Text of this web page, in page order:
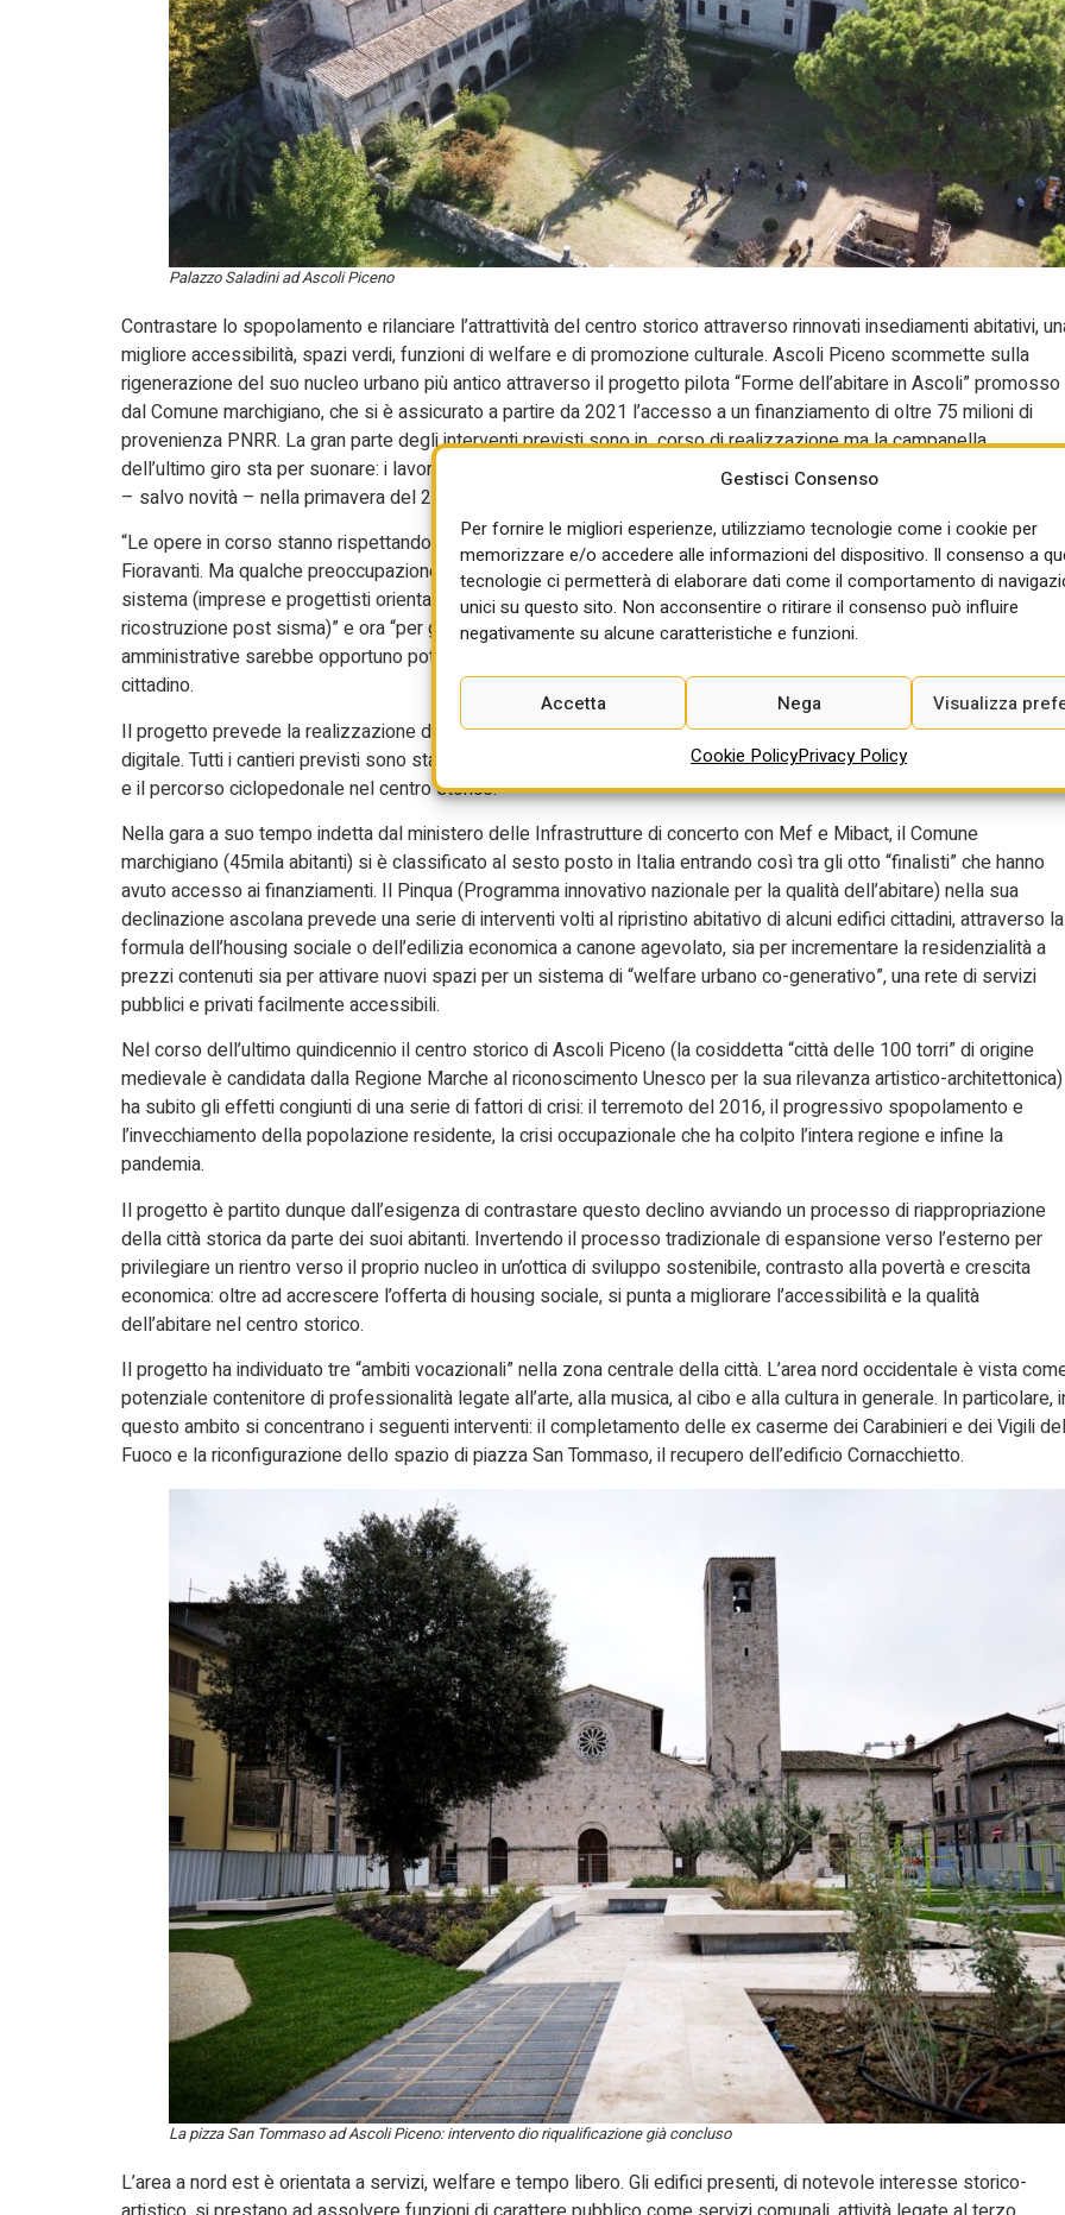
Gestisci Consenso
Per fornire le migliori esperienze, utilizziamo tecnologie come i cookie per
memorizzare e/o accedere alle informazioni del dispositivo. Il consenso a
tecnologie ci permetterà di elaborare dati come il comportamento di
unici su questo sito. Non acconsentire o ritirare il consenso può influire
negativamente su alcune caratteristiche e funzioni.
Accetta Nega Visualizza
Cookie PolicyPrivacy Policy
Palazzo Saladini ad Ascoli Piceno
Contrastare lo spopolamento e rilanciare l’attrattività del centro storico attraverso rinnovati insediamenti abitativi,
migliore accessibilità, spazi verdi, funzioni di welfare e di promozione culturale. Ascoli Piceno scommette sulla
rigenerazione del suo nucleo urbano più antico attraverso il progetto pilota “Forme dell’abitare in Ascoli” promosso
dal Comune marchigiano, che si è assicurato a partire da 2021 l’accesso a un finanziamento di oltre 75 milioni di
provenienza PNRR. La gran parte degli interventi previsti sono in corso di realizzazione ma la campanella
dell’ultimo giro sta per suonare: i lavori, come tutti quelli assegnati con il Next Generation Eu, dovrebbero terminare
– salvo novità – nella primavera del 2026.
“Le opere in corso stanno rispettando i cronoprogrammi”, assicura il sindaco della città marchigiana Marco
Fioravanti. Ma qualche preoccupazione emerge. “Le attività hanno risentito fortemente di alcune concomitanze di
sistema (imprese e progettisti orientati a lavorare sui più remunerativi interventi del Superbonus e della
ricostruzione post sisma)” e ora “per garantire una più agevole gestione dei cantieri e delle procedure
amministrative sarebbe opportuno poter disporre di alcuni mesi aggiuntivi di durata del programma”, auspica il primo
cittadino.
Il progetto prevede la realizzazione di tredici interventi, dieci di natura infrastrutturale e tre relativi alla transizione
digitale. Tutti i cantieri previsti sono stati aperti e due di essi sono completati: il rifacimento di piazza San Tommaso
e il percorso ciclopedonale nel centro storico.
Nella gara a suo tempo indetta dal ministero delle Infrastrutture di concerto con Mef e Mibact, il Comune
marchigiano (45mila abitanti) si è classificato al sesto posto in Italia entrando così tra gli otto “finalisti” che hanno
avuto accesso ai finanziamenti. Il Pinqua (Programma innovativo nazionale per la qualità dell’abitare) nella sua
declinazione ascolana prevede una serie di interventi volti al ripristino abitativo di alcuni edifici cittadini, attraverso la
formula dell’housing sociale o dell’edilizia economica a canone agevolato, sia per incrementare la residenzialità a
prezzi contenuti sia per attivare nuovi spazi per un sistema di “welfare urbano co-generativo”, una rete di servizi
pubblici e privati facilmente accessibili.
Nel corso dell’ultimo quindicennio il centro storico di Ascoli Piceno (la cosiddetta “città delle 100 torri” di origine
medievale è candidata dalla Regione Marche al riconoscimento Unesco per la sua rilevanza artistico-architettonica)
ha subito gli effetti congiunti di una serie di fattori di crisi: il terremoto del 2016, il progressivo spopolamento e
l’invecchiamento della popolazione residente, la crisi occupazionale che ha colpito l’intera regione e infine la
pandemia.
Il progetto è partito dunque dall’esigenza di contrastare questo declino avviando un processo di riappropriazione
della città storica da parte dei suoi abitanti. Invertendo il processo tradizionale di espansione verso l’esterno per
privilegiare un rientro verso il proprio nucleo in un’ottica di sviluppo sostenibile, contrasto alla povertà e crescita
economica: oltre ad accrescere l’offerta di housing sociale, si punta a migliorare l’accessibilità e la qualità
dell’abitare nel centro storico.
Il progetto ha individuato tre “ambiti vocazionali” nella zona centrale della città. L’area nord occidentale è vista
potenziale contenitore di professionalità legate all’arte, alla musica, al cibo e alla cultura in generale. In particolare,
questo ambito si concentrano i seguenti interventi: il completamento delle ex caserme dei Carabinieri e dei Vigili del
Fuoco e la riconfigurazione dello spazio di piazza San Tommaso, il recupero dell’edificio Cornacchietto.
La pizza San Tommaso ad Ascoli Piceno: intervento dio riqualificazione già concluso
L’area a nord est è orientata a servizi, welfare e tempo libero. Gli edifici presenti, di notevole interesse storico-